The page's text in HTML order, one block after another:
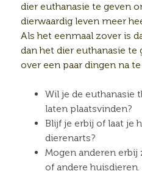
dier euthanasie te geven
dierwaardig leven meer
Als het eenmaal zover is
dan het dier euthanasie te
over een paar dingen na
Wil je de euthanasie
laten plaatsvinden?
Blijf je erbij of laat je
dierenarts?
Mogen anderen erbij
of andere huisdieren.